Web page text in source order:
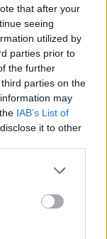
that after your
seeing
utilized by
parties prior to
the further
parties on the
may
IAB’s List of
it to other